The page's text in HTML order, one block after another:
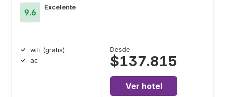
9.6
Excelente
wifi (gratis)
ac
Desde
$137.815
Ver hotel